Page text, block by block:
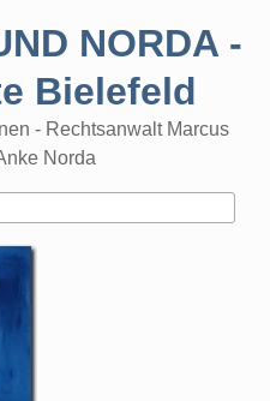
NORDA -
Bielefeld
- Rechtsanwalt Marcus
Norda